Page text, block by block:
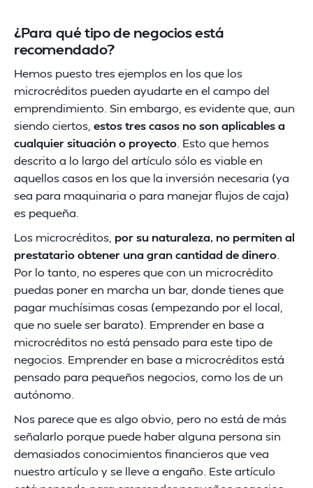
¿Para qué tipo de negocios está
recomendado?
Hemos puesto tres ejemplos en los que los
microcréditos pueden ayudarte en el campo del
emprendimiento. Sin embargo, es evidente que, aun
siendo ciertos, estos tres casos no son aplicables a
cualquier situación o proyecto . Esto que hemos
descrito a lo largo del artículo sólo es viable en
aquellos casos en los que la inversión necesaria (ya
sea para maquinaria o para manejar flujos de caja)
es pequeña.
Los microcréditos, por su naturaleza, no permiten al
prestatario obtener una gran cantidad de dinero
Por lo tanto, no esperes que con un microcrédito
puedas poner en marcha un bar, donde tienes que
pagar muchísimas cosas (empezando por el local,
que no suele ser barato). Emprender en base a
microcréditos no está pensado para este tipo de
negocios. Emprender en base a microcréditos está
pensado para pequeños negocios, como los de un
autónomo.
Nos parece que es algo obvio, pero no está de más
señalarlo porque puede haber alguna persona sin
demasiados conocimientos financieros que vea
nuestro artículo y se lleve a engaño. Este artículo